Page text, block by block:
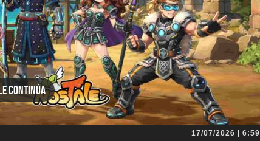
continúa
17/07/2026 | 6:59